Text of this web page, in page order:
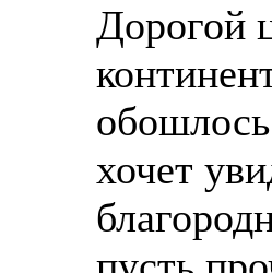
Дорогой
хочет